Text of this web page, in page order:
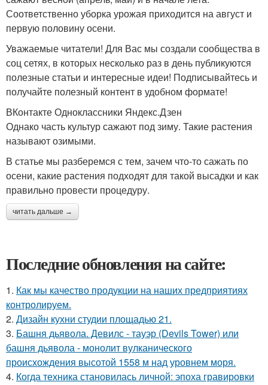
Соответственно уборка урожая приходится на август и
первую половину осени.
Уважаемые читатели! Для Вас мы создали сообщества в
соц сетях, в которых несколько раз в день публикуются
полезные статьи и интересные идеи! Подписывайтесь и
получайте полезный контент в удобном формате!
ВКонтакте Одноклассники Яндекс.Дзен
Однако часть культур сажают под зиму. Такие растения
называют озимыми.
В статье мы разберемся с тем, зачем что-то сажать по
осени, какие растения подходят для такой высадки и как
правильно провести процедуру.
читать дальше →
Последние обновления на сайте:
1. Как мы качество продукции на наших предприятиях
контролируем.
2. Дизайн кухни студии площадью 21.
3. Башня дьявола. Девилс - тауэр (Devils Tower) или
башня дьявола - монолит вулканического
происхождения высотой 1558 м над уровнем моря.
4. Когда техника становилась личной: эпоха гравировки